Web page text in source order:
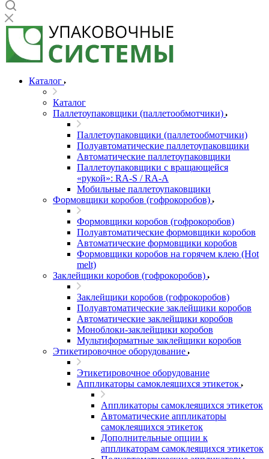
Каталог
Каталог
Паллетоупаковщики (паллетообмотчики)
Паллетоупаковщики (паллетообмотчики)
Полуавтоматические паллетоупаковщики
Автоматические паллетоупаковщики
Паллетоупаковщики с вращающейся
«рукой»: RA-S / RA-A
Мобильные паллетоупаковщики
Формовщики коробов (гофрокоробов)
Формовщики коробов (гофрокоробов)
Полуавтоматические формовщики коробов
Автоматические формовщики коробов
Формовщики коробов на горячем клею (Hot
melt)
Заклейщики коробов (гофрокоробов)
Заклейщики коробов (гофрокоробов)
Полуавтоматические заклейщики коробов
Автоматические заклейщики коробов
Моноблоки-заклейщики коробов
Мультиформатные заклейщики коробов
Этикетировочное оборудование
Этикетировочное оборудование
Аппликаторы самоклеящихся этикеток
Аппликаторы самоклеящихся этикеток
Автоматические аппликаторы
самоклеящихся этикеток
Дополнительные опции к
аппликаторам самоклеящихся этикеток